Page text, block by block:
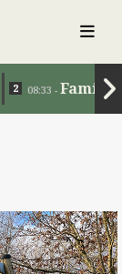
08:33 -